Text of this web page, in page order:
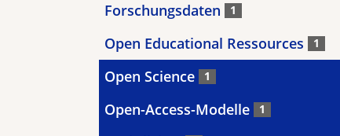
Forschungsdaten 1
Open Educational Ressources 1
Open Science 1
Open-Access-Modelle 1